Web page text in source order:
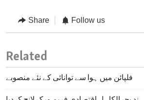
Share Follow us
Related
فلپائن میں ہوا سے توانائی کے نئے منصوبے